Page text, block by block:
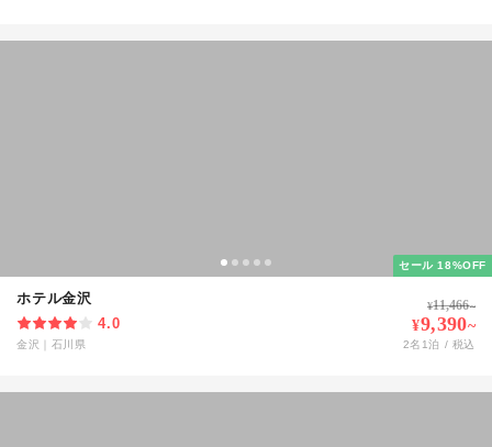
セール 18%OFF
ホテル金沢
4.0
金沢 石川県
¥11,466~
¥9,390~
2名 1泊 / 税込